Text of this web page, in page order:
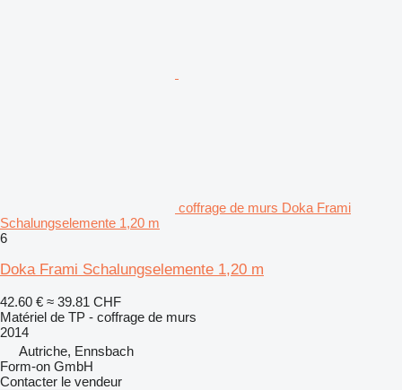
coffrage de murs Doka Frami
Schalungselemente 1,20 m
6
Doka Frami Schalungselemente 1,20 m
42.60 € ≈ 39.81 CHF
Matériel de TP - coffrage de murs
2014
Autriche, Ennsbach
Form-on GmbH
Contacter le vendeur